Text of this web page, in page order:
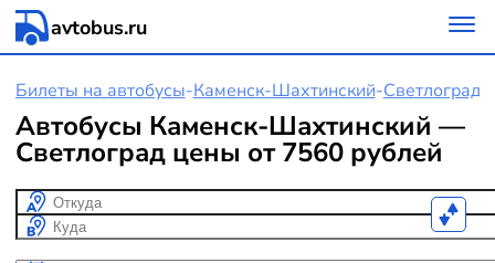
avtobus.ru
Билеты на автобусы-Каменск-Шахтинский-Светлоград
Автобусы Каменск-Шахтинский —
Светлоград цены от 7560 рублей
Откуда
Куда